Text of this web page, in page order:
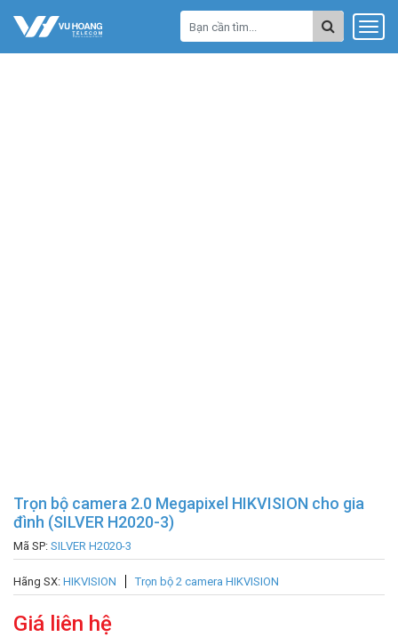
Trọn bộ camera 2.0 Megapixel HIKVISION cho gia
đình (SILVER H2020-3)
Mã SP: SILVER H2020-3
Hãng SX: HIKVISION Trọn bộ 2 camera HIKVISION
Giá liên hệ